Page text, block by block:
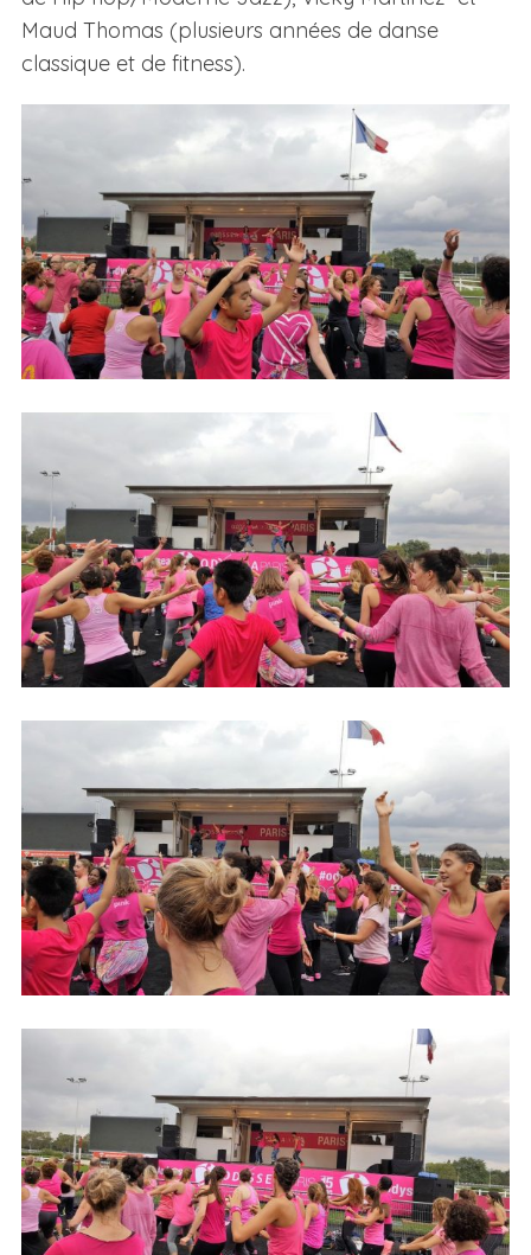
Maud Thomas (plusieurs années de danse
classique et de fitness).